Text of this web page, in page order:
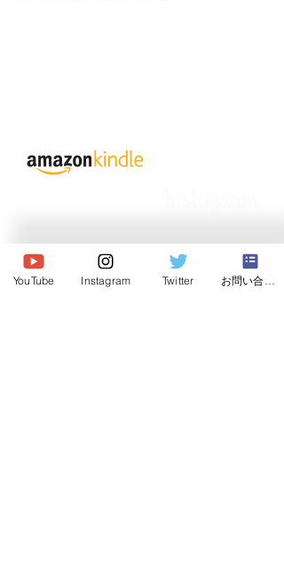
一般社団法人
YouTube Instagram Twitter